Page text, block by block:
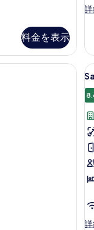
料金を表示
を
ツ
ー
ム
の
細